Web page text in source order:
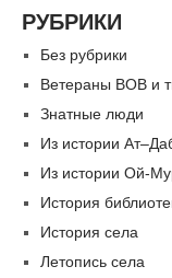
РУБРИКИ
Без рубрики
Ветераны ВОВ и
Знатные люди
Из истории
Из истории Ой-
История
История села
Летопись села